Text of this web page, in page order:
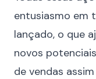
entusiasmo em
lançado, o que
novos
de vendas